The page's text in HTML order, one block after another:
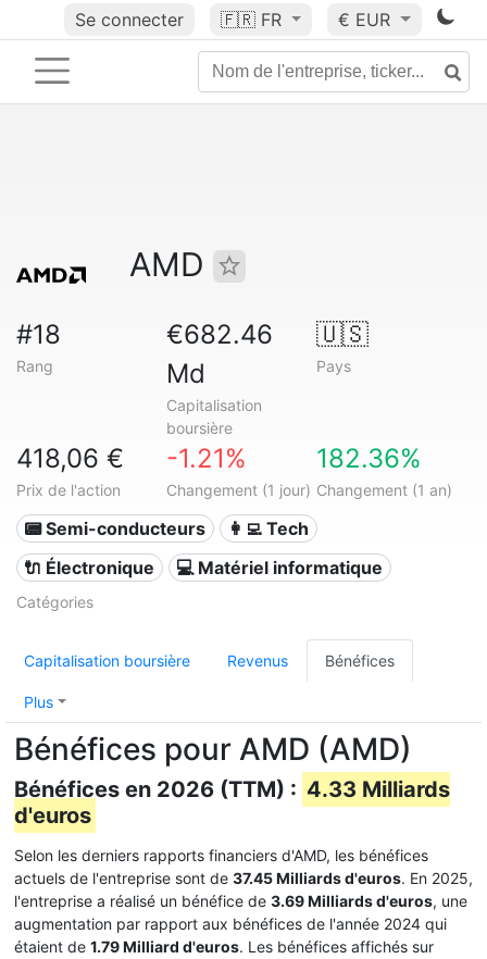
Se connecter 🇫🇷 FR € EUR
AMD
#18
Rang
€682.46
Md
Capitalisation
boursière
🇺🇸
Pays
418,06 €
Prix de l'action
-1.21%
Changement (1 jour)
182.36%
Changement (1 an)
📟 Semi-conducteurs
👩‍💻 Tech
🔌 Électronique
💻 Matériel informatique
Catégories
Capitalisation boursière Revenus Bénéfices
Plus
Bénéfices pour AMD (AMD)
Bénéfices en 2026 (TTM) : 4.33 Milliards
d'euros
Selon les derniers rapports financiers d'AMD, les bénéfices
actuels de l'entreprise sont de 37.45 Milliards d'euros. En 2025,
l'entreprise a réalisé un bénéfice de 3.69 Milliards d'euros, une
augmentation par rapport aux bénéfices de l'année 2024 qui
étaient de 1.79 Milliard d'euros. Les bénéfices affichés sur